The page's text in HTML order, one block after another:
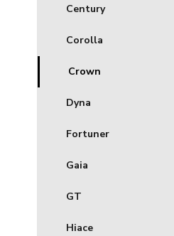
Century
Corolla
Crown
Dyna
Fortuner
Gaia
GT
Hiace